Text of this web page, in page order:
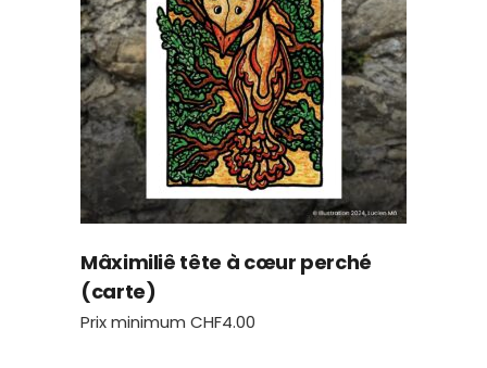
Mâximiliê tête à cœur perché
(carte)
Prix minimum CHF4.00